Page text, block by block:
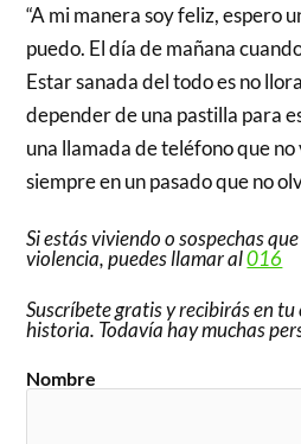
“A mi manera soy feliz, espero
puedo. El día de mañana
Estar sanada del todo es no
depender de una pastilla para
una llamada de teléfono que no
siempre en un pasado que no
Si estás viviendo o sospechas
violencia, puedes llamar al016
Suscríbete gratis y recibirás en
historia. Todavía hay muchas
Nombre